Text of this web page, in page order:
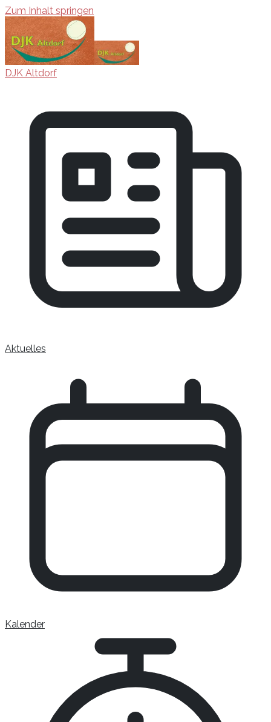
Zum Inhalt springen
DJK Altdorf
Aktuelles
Kalender